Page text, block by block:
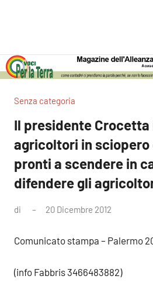
per
la
Terra
per
la
Alimentare
Senza categoria
Il presidente
agricoltori in
pronti a scendere in
difendere gli
di 20 Dicembre 2012
Comunicato stampa – Palermo
(info Fabbris 3466483882)